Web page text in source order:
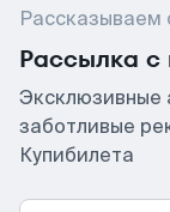
Рассказываем
Рассылка
Эксклюзивные
заботливые
Купибилета